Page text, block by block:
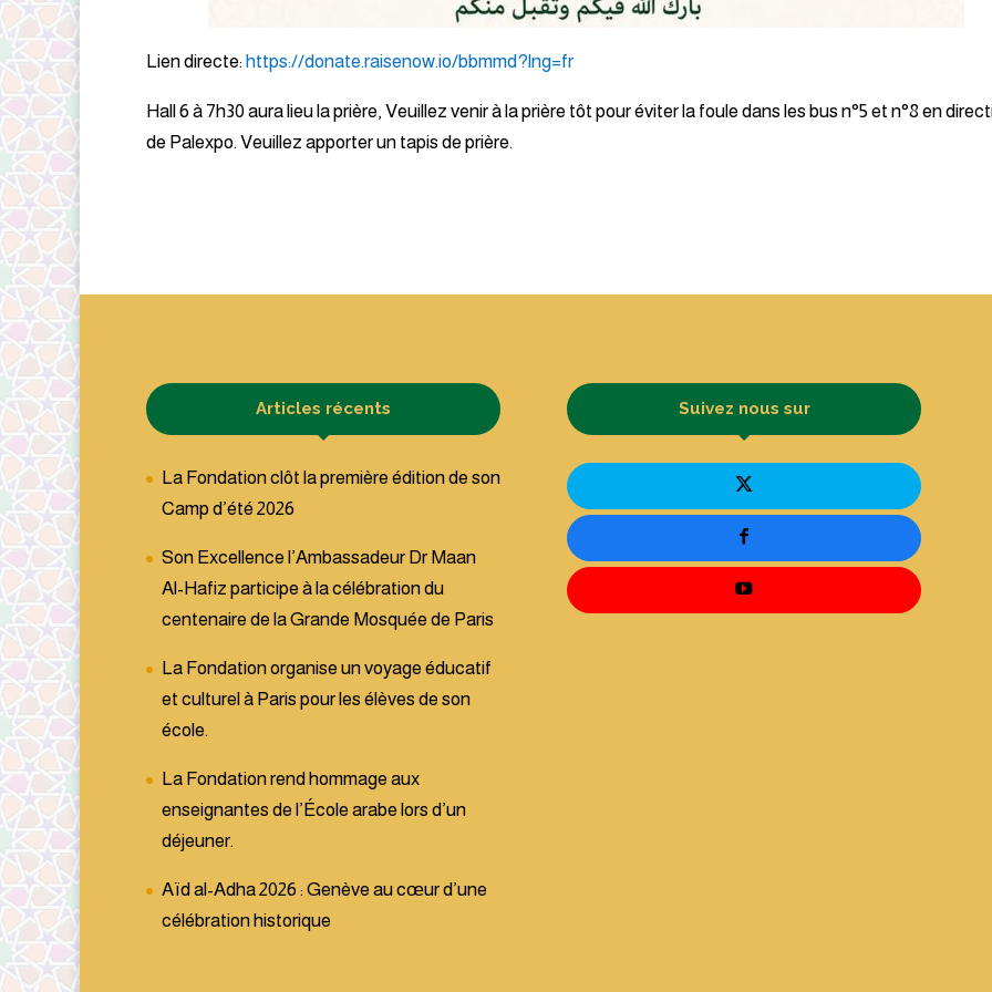
Lien directe: https://donate.raisenow.io/bbmmd?lng=fr
Hall 6 à 7h30 aura lieu la prière, Veuillez venir à la prière tôt pour éviter la foule dans les bus n°5 et n°8 en
de Palexpo. Veuillez apporter un tapis de prière.
Articles récents
La Fondation clôt la première édition de son
Camp d’été 2026
Son Excellence l’Ambassadeur Dr Maan
Al-Hafiz participe à la célébration du
centenaire de la Grande Mosquée de Paris
La Fondation organise un voyage éducatif
et culturel à Paris pour les élèves de son
école.
La Fondation rend hommage aux
enseignantes de l’École arabe lors d’un
déjeuner.
Aïd al-Adha 2026 : Genève au cœur d’une
célébration historique
Suivez nous sur